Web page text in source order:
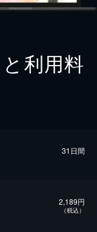
利用料
31日間
2,189円
（税込）